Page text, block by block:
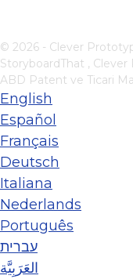
© 2026 - Clever
StoryboardThat , Clever
ABD Patent ve Ticari
English
Español
Français
Deutsch
Italiana
Nederlands
Português
עברית
العَرَبِيَّة